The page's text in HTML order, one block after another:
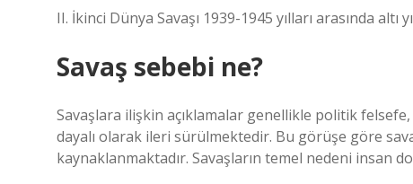
II. İkinci Dünya Savaşı 1939-1945 yılları arasında altı
Savaş sebebi ne?
Savaşlara ilişkin açıklamalar genellikle politik
dayalı olarak ileri sürülmektedir. Bu görüşe göre
kaynaklanmaktadır. Savaşların temel nedeni insan